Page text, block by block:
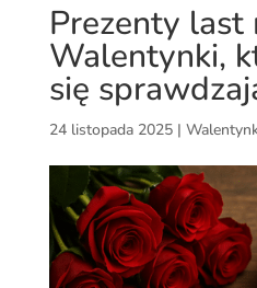
Prezenty last
Walentynki,
się
24 listopada 2025|